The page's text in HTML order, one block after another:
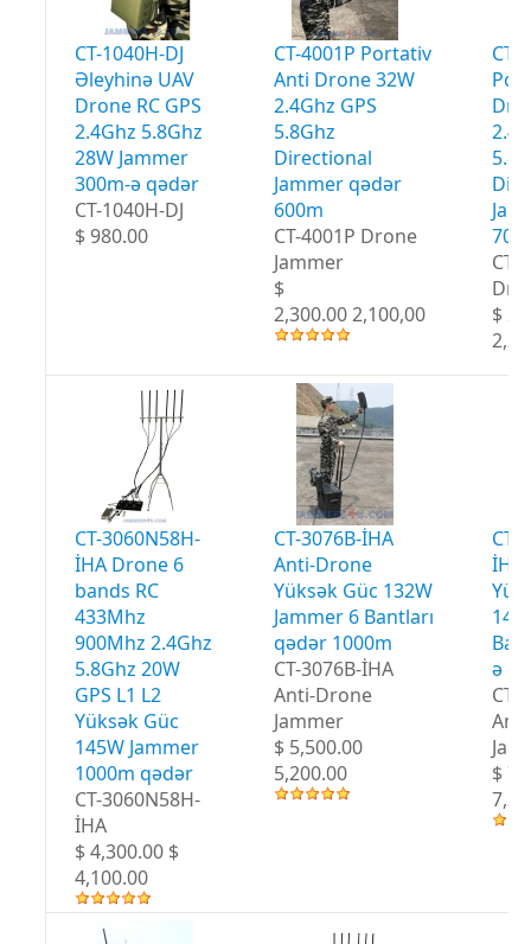
CT-1040H-DJ
Əleyhinə UAV
Drone RC GPS
2.4Ghz 5.8Ghz
28W Jammer
300m-ə qədər
CT-1040H-DJ
$ 980.00
CT-4001P Portativ
Anti Drone 32W
2.4Ghz GPS
5.8Ghz
Directional
Jammer qədər
600m
CT-4001P Drone
Jammer
$
2,300.00 2,100,00
CT-
CT-
$
CT-3060N58H-
İHA Drone 6
bands RC
433Mhz
900Mhz 2.4Ghz
5.8Ghz 20W
GPS L1 L2
Yüksək Güc
145W Jammer
1000m qədər
CT-3060N58H-
İHA
$ 4,300.00 $
4,100.00
CT-3076B-İHA
Anti-Drone
Yüksək Güc 132W
Jammer 6 Bantları
qədər 1000m
CT-3076B-İHA
Anti-Drone
Jammer
$ 5,500.00
5,200.00
CT-
İHA
ə
CT-
$